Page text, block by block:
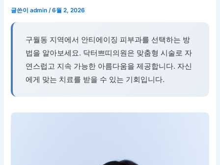
글쓴이admin/6월 2, 2026
구월동 지역에서 안티에이징 피부과를 선택하는 방
법을 알아보세요. 닥터쁘띠의원은 맞춤형 시술로 자
연스럽고 지속 가능한 아름다움을 제공합니다. 자신
에게 맞는 치료를 받을 수 있는 기회입니다.